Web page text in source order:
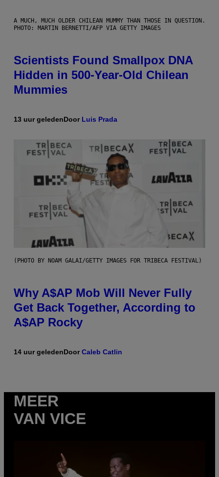
A MUCH, MUCH OLDER CHILEAN MUMMY THAN THOSE IN QUESTION.
PHOTO: MARTIN BERNETTI/AFP VIA GETTY IMAGES
Scientists Found Smallpox DNA
Hidden in 500-Year-Old Chilean
Mummies
13 uur geledenDoor Luis Prada
(PHOTO BY NOAM GALAI/GETTY IMAGES FOR TRIBECA FESTIVAL)
Why A$AP Mob Will Never Fully
Get Back Together, According to
A$AP Rocky
14 uur geledenDoorCaleb Catlin
MEER
VAN VICE